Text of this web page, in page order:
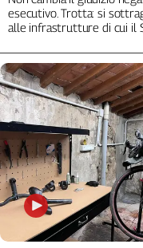
esecutivo. Trotta: si
alle infrastrutture di cui il